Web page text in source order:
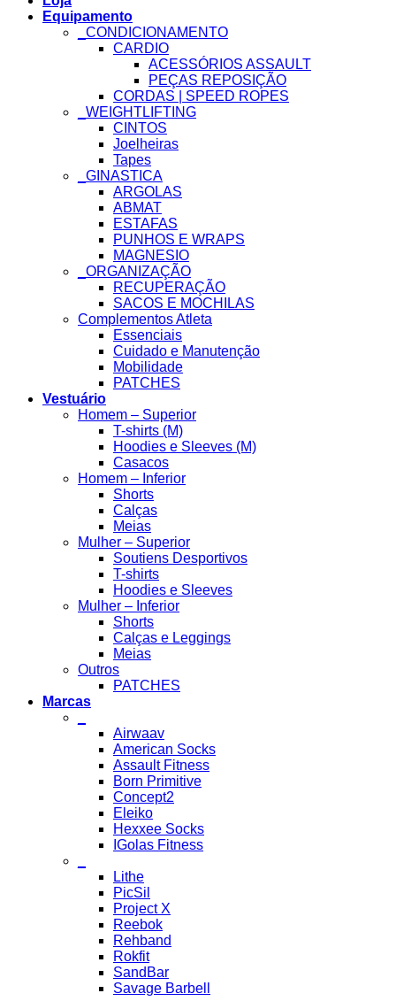
Equipamento
_CONDICIONAMENTO
CARDIO
ACESSÓRIOS ASSAULT
PEÇAS REPOSIÇÃO
CORDAS | SPEED ROPES
_WEIGHTLIFTING
CINTOS
Joelheiras
Tapes
_GINASTICA
ARGOLAS
ABMAT
ESTAFAS
PUNHOS E WRAPS
MAGNESIO
_ORGANIZAÇÃO
RECUPERAÇÃO
SACOS E MOCHILAS
Complementos Atleta
Essenciais
Cuidado e Manutenção
Mobilidade
PATCHES
Vestuário
Homem – Superior
T-shirts (M)
Hoodies e Sleeves (M)
Casacos
Homem – Inferior
Shorts
Calças
Meias
Mulher – Superior
Soutiens Desportivos
T-shirts
Hoodies e Sleeves
Mulher – Inferior
Shorts
Calças e Leggings
Meias
Outros
PATCHES
Marcas
Airwaav
American Socks
Assault Fitness
Born Primitive
Concept2
Eleiko
Hexxee Socks
IGolas Fitness
Lithe
PicSil
Project X
Reebok
Rehband
Rokfit
SandBar
Savage Barbell